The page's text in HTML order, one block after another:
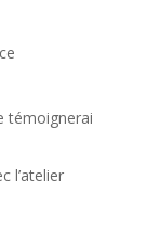
témoignerai
l’atelier